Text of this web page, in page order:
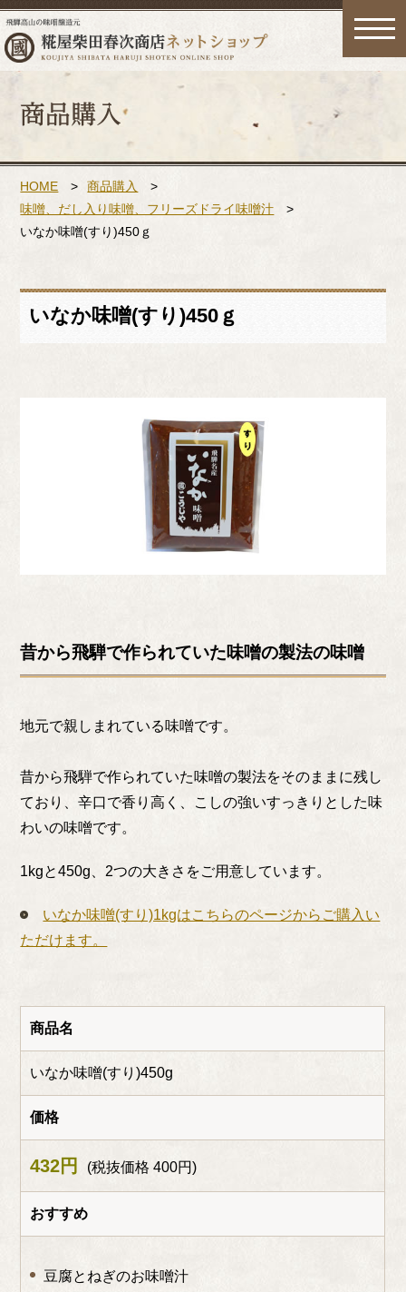
toggle
HOME > 商品購入
>
味噌、だし入り味噌、フリーズドライ味噌汁
>
いなか味噌(すり)450ｇ
いなか味噌(すり)450ｇ
昔から飛騨で作られていた味噌の製法の味噌
地元で親しまれている味噌です。
昔から飛騨で作られていた味噌の製法をそのままに残し
ており、辛口で香り高く、こしの強いすっきりとした味
わいの味噌です。
1kgと450g、2つの大きさをご用意しています。
いなか味噌(すり)1kgはこちらのページからご購入い
ただけます。
商品名
いなか味噌(すり)450g
価格
432円 (税抜価格 400円)
おすすめ
豆腐とねぎのお味噌汁